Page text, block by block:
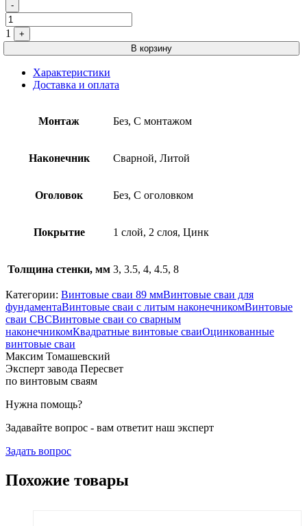
Quantity
-
1
+
В корзину
Характеристики
Доставка и оплата
Монтаж Без, С монтажом
Наконечник Сварной, Литой
Оголовок Без, С оголовком
Покрытие 1 слой, 2 слоя, Цинк
Толщина стенки, мм 3, 3.5, 4, 4.5, 8
Категории: Винтовые сваи 89 ммВинтовые сваи для
фундаментаВинтовые сваи с литым наконечникомВинтовые
сваи СВСВинтовые сваи со сварным
наконечникомКвадратные винтовые сваиОцинкованные
винтовые сваи
Максим Томашевский
Эксперт завода Пересвет
по винтовым сваям
Нужна помощь?
Задавайте вопрос - вам ответит наш эксперт
Задать вопрос
Похожие товары